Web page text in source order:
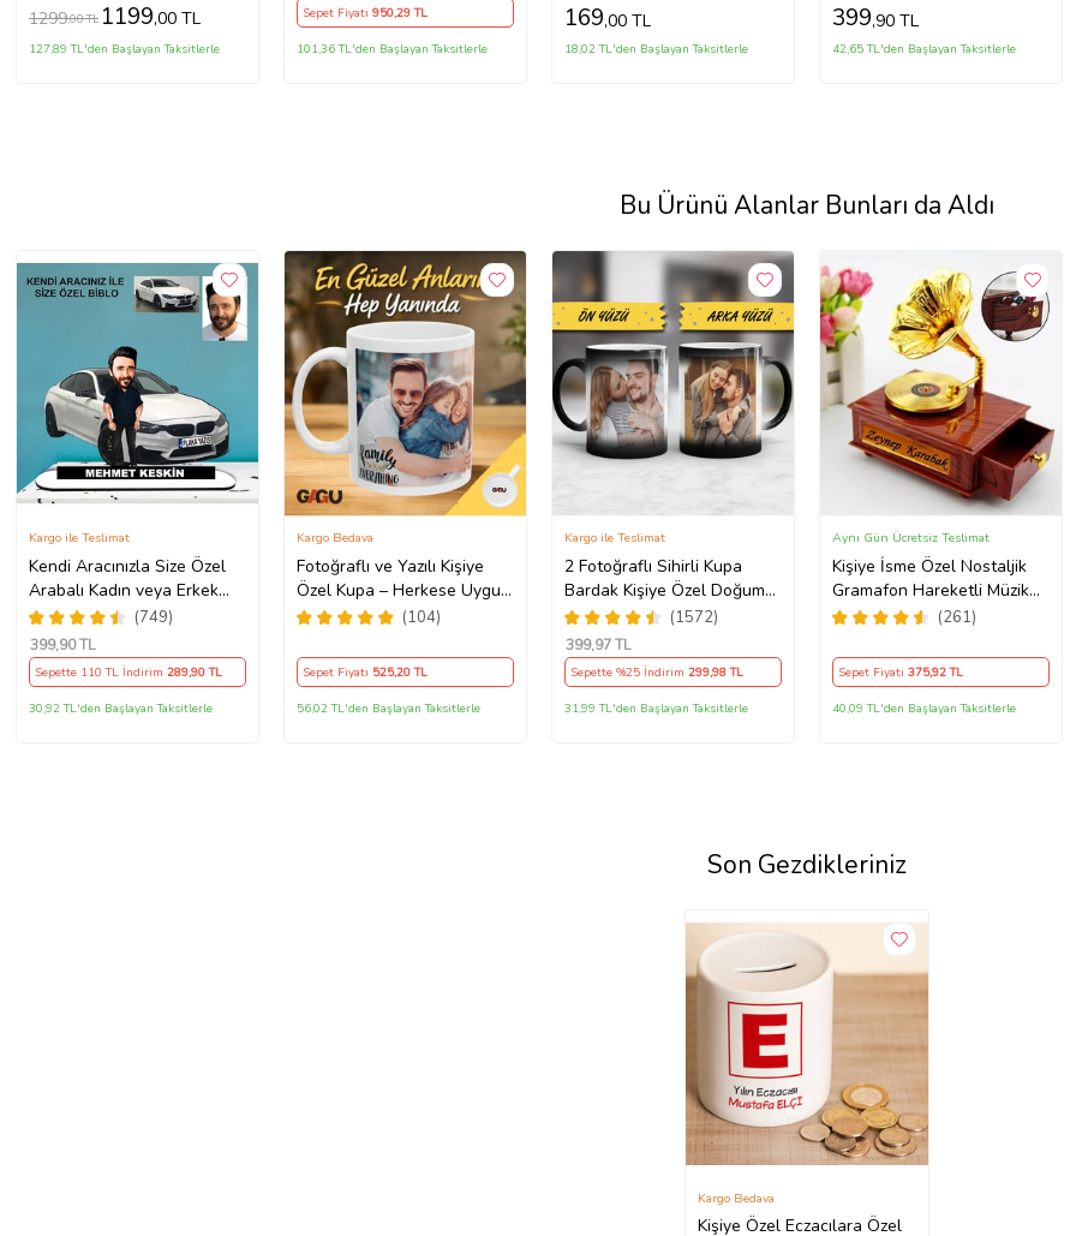
1299,00 TL 1199,00 TL
127,89 TL'den Başlayan Taksitlerle
Sepet Fiyatı 950,29 TL
101,36 TL'den Başlayan Taksitlerle
169,00 TL
18,02 TL'den Başlayan Taksitlerle
399,90 TL
42,65 TL'den Başlayan Taksitlerle
Bu Ürünü Alanlar Bunları da Aldı
Kendi Aracınızla Size Özel
Arabalı Kadın veya Erkek
Tasarımlı Karikatür Biblo ,
Babalar Günü Hediyesi,
Erkeğe Hediye, Rent A Car
Hediyesi
(749)
Kargo ile Teslimat
399,90 TL
Sepette 110 TL İndirim 289,90 TL
30,92 TL'den Başlayan Taksitlerle
Fotoğraflı ve Yazılı Kişiye
Özel Kupa – Herkese Uygun
Anlamlı Hediye Porselen(104)
Kargo Bedava
Sepet Fiyatı 525,20 TL
56,02 TL'den Başlayan Taksitlerle
2 Fotoğraflı Sihirli Kupa
Bardak Kişiye Özel Doğum
Günü Hediyesi Sevgiliye
Hediye Anneye Babaya
Ablaya Abiye Kız Erkek
Kardeşe Arkadaşa Resimli
Günü Yıl Dönümü Hediyesi
(1572)
Kargo ile Teslimat
399,97 TL
Sepette %25 İndirim 299,98 TL
31,99 TL'den Başlayan Taksitlerle
Kişiye İsme Özel Nostaljik
Gramafon Hareketli Müzik
Kutusu
(261)
Aynı Gün Ücretsiz Teslimat
Sepet Fiyatı 375,92 TL
40,09 TL'den Başlayan Taksitlerle
Son Gezdikleriniz
Kişiye Özel Eczacılara Özel
Kargo Bedava